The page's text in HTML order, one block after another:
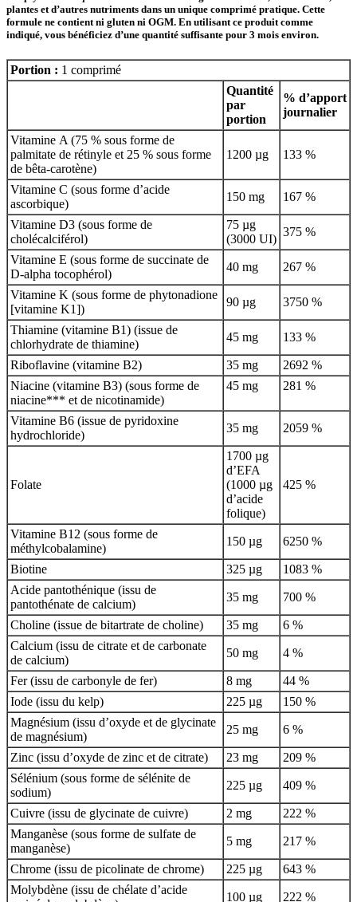
plantes et d’autres nutriments dans un unique comprimé pratique. Cette
formule ne contient ni gluten ni OGM. En utilisant ce produit comme
indiqué, vous bénéficiez d’une quantité suffisante pour 3 mois environ.
Portion : 1 comprimé
Quantité
par
portion
% d’apport
journalier
Vitamine A (75 % sous forme de
palmitate de rétinyle et 25 % sous forme
de bêta-carotène)
1200 µg 133 %
Vitamine C (sous forme d’acide
ascorbique)
150 mg 167 %
Vitamine D3 (sous forme de
cholécalciférol)
75 µg
(3000 UI)
375 %
Vitamine E (sous forme de succinate de
D-alpha tocophérol)
40 mg 267 %
Vitamine K (sous forme de phytonadione
[vitamine K1])
90 µg 3750 %
Thiamine (vitamine B1) (issue de
chlorhydrate de thiamine)
45 mg 133 %
Riboflavine (vitamine B2) 35 mg
2692 %
Niacine (vitamine B3) (sous forme de
niacine*** et de nicotinamide)
45 mg 281 %
Vitamine B6 (issue de pyridoxine
hydrochloride)
35 mg 2059 %
Folate
1700 µg
d’EFA
(1000 µg
d’acide
folique)
425 %
Vitamine B12 (sous forme de
méthylcobalamine)
150 µg 6250 %
Biotine 325 µg
1083 %
Acide pantothénique (issu de
pantothénate de calcium)
35 mg 700 %
Choline (issue de bitartrate de choline) 35 mg
6 %
Calcium (issu de citrate et de carbonate
de calcium)
50 mg 4 %
Fer (issu de carbonyle de fer) 8 mg
44 %
Iode (issu du kelp)
225 µg
150 %
Magnésium (issu d’oxyde et de glycinate
de magnésium)
25 mg 6 %
Zinc (issu d’oxyde de zinc et de citrate) 23 mg
209 %
Sélénium (sous forme de sélénite de
sodium)
225 µg 409 %
Cuivre (issu de glycinate de cuivre) 2 mg
222 %
Manganèse (sous forme de sulfate de
manganèse)
5 mg 217 %
Chrome (issu de picolinate de chrome) 225 µg
643 %
Molybdène (issu de chélate d’acide
100 µg 222 %